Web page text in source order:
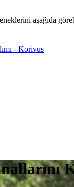
aşağıda